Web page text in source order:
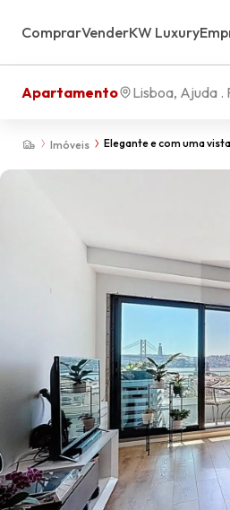
ComprarVenderKW Luxury
Imóveis Elegante e com uma
Apartamento Lisboa, Ajuda .